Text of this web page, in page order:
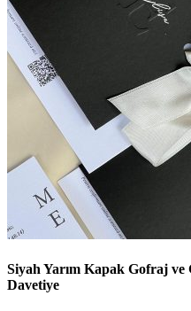
Siyah Yarım Kapak Gofraj ve
Davetiye